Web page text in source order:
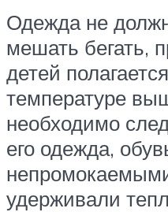
Одежда не
мешать бегать,
детей
температуре
необходимо
его одежда,
удерживали